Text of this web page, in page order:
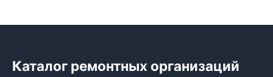
Каталог ремонтных организаций